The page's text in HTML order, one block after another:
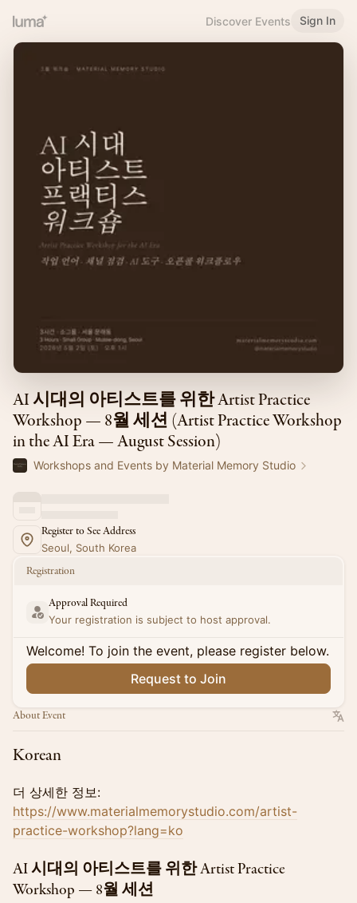
Discover Events Sign In
AI 시대의 아티스트를 위한 Artist Practice
Workshop — 8월 세션 (Artist Practice Workshop
in the AI Era — August Session)
Workshops and Events by Material Memory Studio
Register to See Address
Seoul, South Korea
Registration
Approval Required
Your registration is subject to host approval.
Welcome! To join the event, please register below.
Request to Join
About Event
Korean
더 상세한 정보:
https://www.materialmemorystudio.com/artist-
practice-workshop?lang=ko
AI 시대의 아티스트를 위한 Artist Practice
Workshop — 8월 세션